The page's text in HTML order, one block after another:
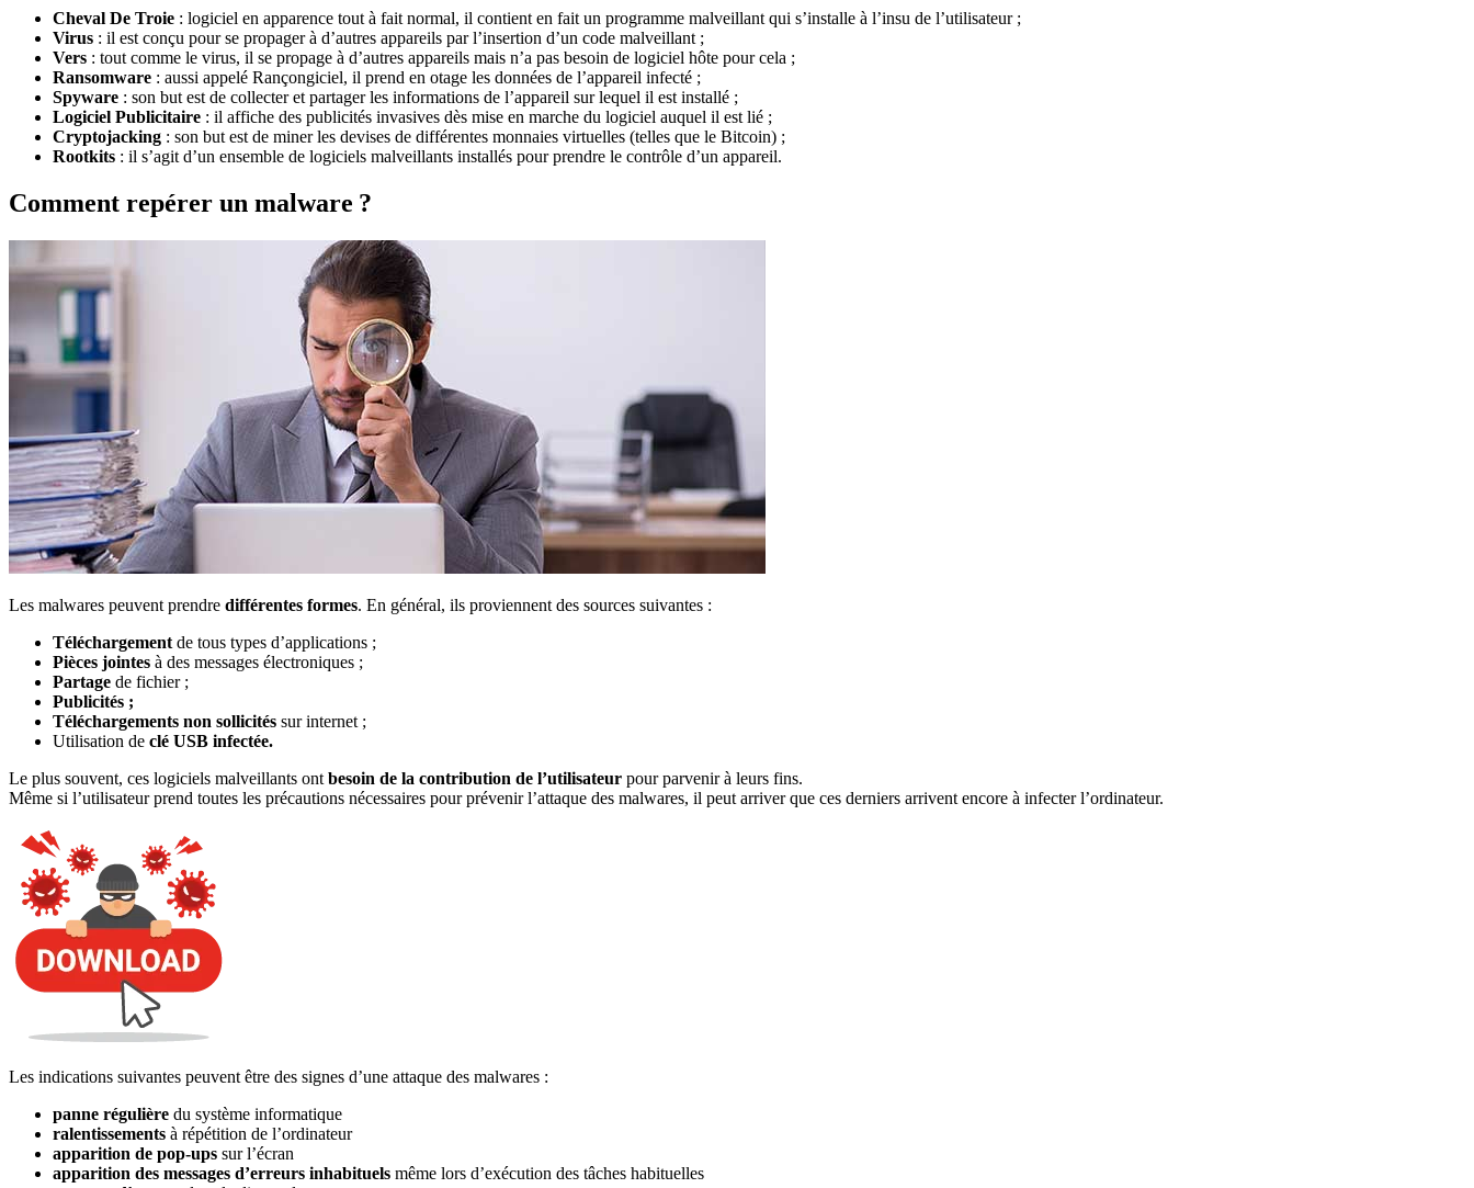
Cheval De Troie : logiciel en apparence tout à fait normal, il contient en fait un programme malveillant qui s’installe à l’insu de l’utilisateur ;
Virus : il est conçu pour se propager à d’autres appareils par l’insertion d’un code malveillant ;
Vers : tout comme le virus, il se propage à d’autres appareils mais n’a pas besoin de logiciel hôte pour cela ;
Ransomware : aussi appelé Rançongiciel, il prend en otage les données de l’appareil infecté ;
Spyware : son but est de collecter et partager les informations de l’appareil sur lequel il est installé ;
Logiciel Publicitaire : il affiche des publicités invasives dès mise en marche du logiciel auquel il est lié ;
Cryptojacking : son but est de miner les devises de différentes monnaies virtuelles (telles que le Bitcoin) ;
Rootkits : il s’agit d’un ensemble de logiciels malveillants installés pour prendre le contrôle d’un appareil.
Comment repérer un malware ?
Les malwares peuvent prendre différentes formes. En général, ils proviennent des sources suivantes :
Téléchargement de tous types d’applications ;
Pièces jointes à des messages électroniques ;
Partage de fichier ;
Publicités ;
Téléchargements non sollicités sur internet ;
Utilisation de clé USB infectée.
Le plus souvent, ces logiciels malveillants ont besoin de la contribution de l’utilisateur pour parvenir à leurs fins.
Même si l’utilisateur prend toutes les précautions nécessaires pour prévenir l’attaque des malwares, il peut arriver que ces derniers arrivent encore à infecter l’ordinateur.
Les indications suivantes peuvent être des signes d’une attaque des malwares :
panne régulière du système informatique
ralentissements à répétition de l’ordinateur
apparition de pop-ups sur l’écran
apparition des messages d’erreurs inhabituels même lors d’exécution des tâches habituelles